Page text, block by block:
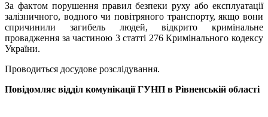
За фактом порушення правил безпеки руху або експлуатації
залізничного, водного чи повітряного транспорту, якщо вони
спричинили загибель людей, відкрито кримінальне
провадження за частиною 3 статті 276 Кримінального кодексу
України.
Проводиться досудове розслідування.
Повідомляє відділ комунікаціїГУНП в Рівненській області